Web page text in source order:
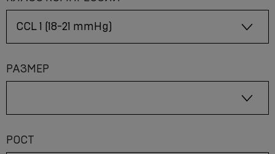
РАЗМЕР
РОСТ